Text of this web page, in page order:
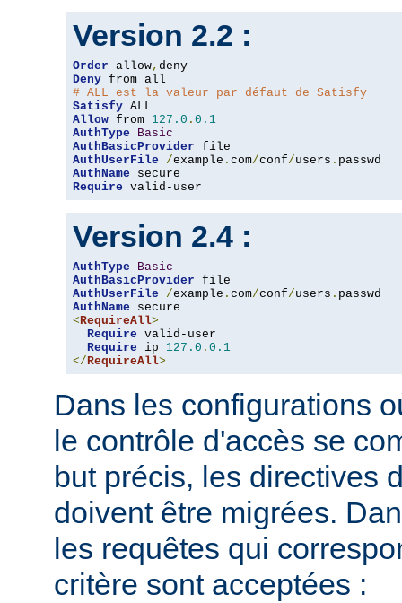
Version 2.2 :
Order allow,
Deny
# ALL est la valeur par défaut de Satisfy
Satisfy
Allow from 127.0 . 0.1
AuthType
Basic
AuthBasicProvider
AuthUserFile
/example . com/conf/users .
AuthName
Require valid-user
Version 2.4 :
AuthType
Basic
AuthBasicProvider
AuthUserFile
/example . com/conf/users .
AuthName
<RequireAll>
Require valid-user
Require ip 127.0 . 0.1
</RequireAll>
Dans les configurations
le contrôle d'accès se
but précis, les directives
doivent être migrées.
les requêtes qui
critère sont acceptées :